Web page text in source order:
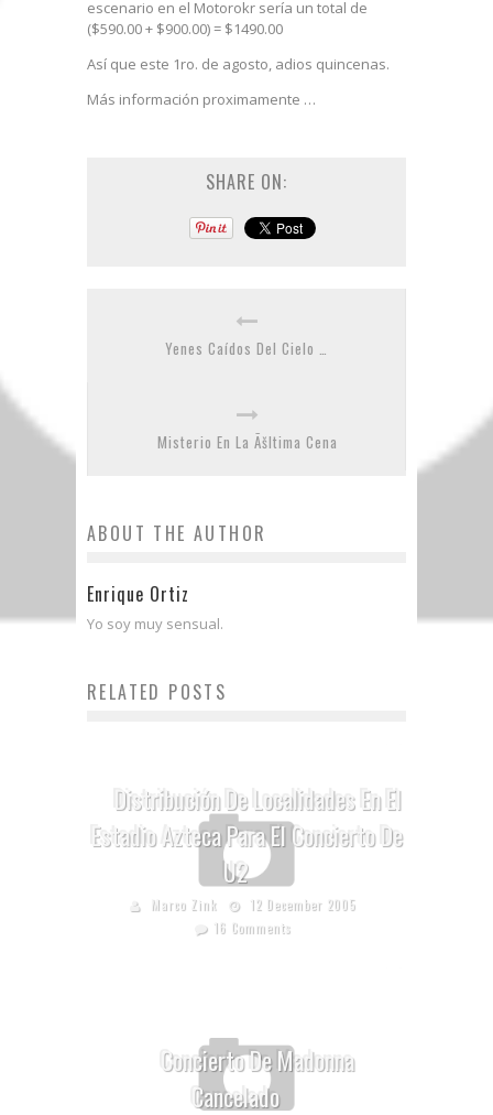
escenario en el Motorokr sería un total de
($590.00 + $900.00) = $1490.00
Así que este 1ro. de agosto, adios quincenas.
Más información proximamente …
SHARE ON:
Yenes Caídos Del Cielo …
Misterio En La Ãšltima Cena
ABOUT THE AUTHOR
Enrique Ortiz
Yo soy muy sensual.
RELATED POSTS
Distribución De Localidades En El
Estadio Azteca Para El Concierto De
U2
Marco Zink
12 December 2005
16 Comments
Concierto De Madonna
Cancelado